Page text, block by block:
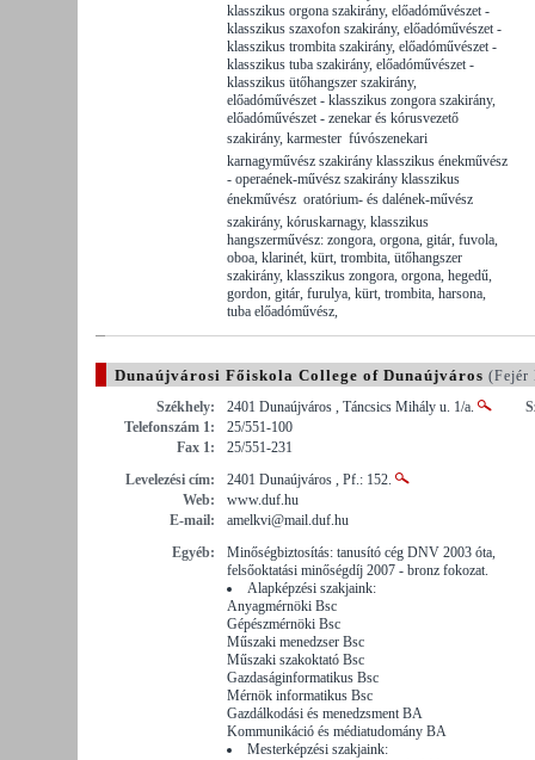
klasszikus orgona szakirány, előadóművészet -
klasszikus szaxofon szakirány, előadóművészet -
klasszikus trombita szakirány, előadóművészet -
klasszikus tuba szakirány, előadóművészet -
klasszikus ütőhangszer szakirány,
előadóművészet - klasszikus zongora szakirány,
előadóművészet - zenekar és kórusvezető
szakirány, karmester  fúvószenekari
karnagyművész szakirány klasszikus énekművész
- operaének-művész szakirány klasszikus
énekművész  oratórium- és dalének-művész
szakirány, kóruskarnagy, klasszikus
hangszerművész: zongora, orgona, gitár, fuvola,
oboa, klarinét, kürt, trombita, ütőhangszer
szakirány, klasszikus zongora, orgona, hegedű,
gordon, gitár, furulya, kürt, trombita, harsona,
tuba előadóművész,
Dunaújvárosi Főiskola College of Dunaújváros (Fejér
Székhely:
2401 Dunaújváros , Táncsics Mihály u. 1/a.
Telefonszám 1:
25/551-100
Fax 1:
25/551-231
Levelezési cím:
2401 Dunaújváros , Pf.: 152.
Web:
www.duf.hu
E-mail:
amelkvi@mail.duf.hu
Egyéb:
Minőségbiztosítás: tanusító cég DNV 2003 óta,
felsőoktatási minőségdíj 2007 - bronz fokozat.
Alapképzési szakjaink:
Anyagmérnöki Bsc
Gépészmérnöki Bsc
Műszaki menedzser Bsc
Műszaki szakoktató Bsc
Gazdaságinformatikus Bsc
Mérnök informatikus Bsc
Gazdálkodási és menedzsment BA
Kommunikáció és médiatudomány BA
Mesterképzési szakjaink: